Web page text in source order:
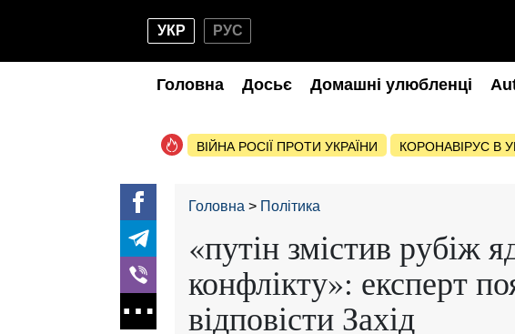
УКР РУС
Головна Досьє Домашні улюбленці
ВІЙНА РОСІЇ ПРОТИ УКРАЇНИ КОРОНАВІРУС В
Головна Політика
«путін змістив рубіж
конфлікту»: експерт
відповісти Захід